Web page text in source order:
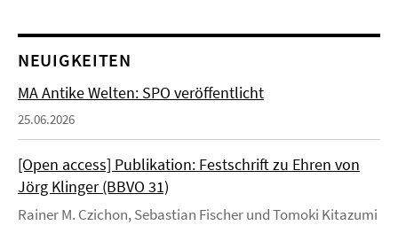
NEUIGKEITEN
MA Antike Welten: SPO veröffentlicht
25.06.2026
[Open access] Publikation: Festschrift zu Ehren von
Jörg Klinger (BBVO 31)
Rainer M. Czichon, Sebastian Fischer und Tomoki Kitazumi